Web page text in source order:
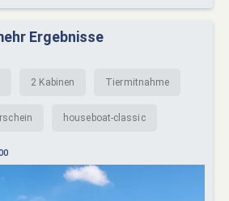
Ergebnisse
2 Kabinen Tiermitnahme
houseboat-classic